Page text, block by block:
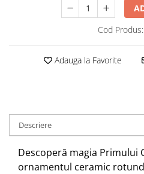
Cod Produs:
Adauga la Favorite
Descriere
Descoperă magia Primului
ornamentul ceramic